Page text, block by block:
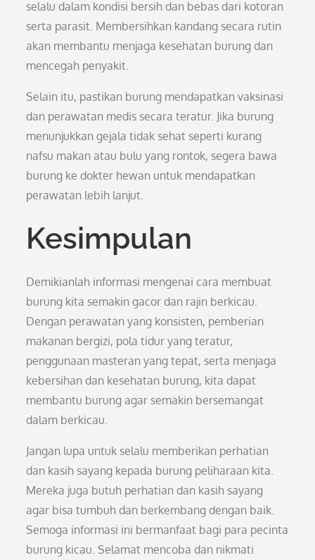
selalu dalam kondisi bersih dan bebas dari kotoran
serta parasit. Membersihkan kandang secara rutin
akan membantu menjaga kesehatan burung dan
mencegah penyakit.
Selain itu, pastikan burung mendapatkan vaksinasi
dan perawatan medis secara teratur. Jika burung
menunjukkan gejala tidak sehat seperti kurang
nafsu makan atau bulu yang rontok, segera bawa
burung ke dokter hewan untuk mendapatkan
perawatan lebih lanjut.
Kesimpulan
Demikianlah informasi mengenai cara membuat
burung kita semakin gacor dan rajin berkicau.
Dengan perawatan yang konsisten, pemberian
makanan bergizi, pola tidur yang teratur,
penggunaan masteran yang tepat, serta menjaga
kebersihan dan kesehatan burung, kita dapat
membantu burung agar semakin bersemangat
dalam berkicau.
Jangan lupa untuk selalu memberikan perhatian
dan kasih sayang kepada burung peliharaan kita.
Mereka juga butuh perhatian dan kasih sayang
agar bisa tumbuh dan berkembang dengan baik.
Semoga informasi ini bermanfaat bagi para pecinta
burung kicau. Selamat mencoba dan nikmati